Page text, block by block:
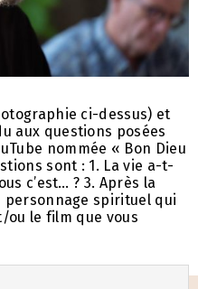
ci-dessus) et
aux questions posées
nommée « Bon Dieu
sont : 1. La vie a-t-
c’est… ? 3. Après la
personnage spirituel qui
ou le film que vous